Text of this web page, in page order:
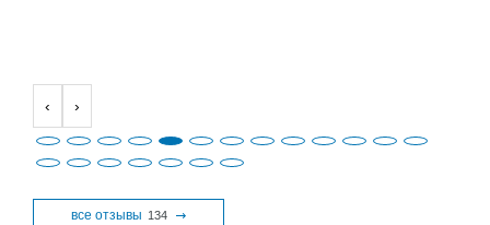
‹ ›
все отзывы 134